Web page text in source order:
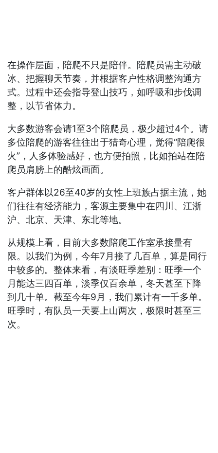
在操作层面，陪爬不只是陪伴。陪爬员需主动破
冰、把握聊天节奏，并根据客户性格调整沟通方
式。过程中还会指导登山技巧，如呼吸和步伐调
整，以节省体力。
大多数游客会请1至3个陪爬员，极少超过4个。请
多位陪爬的游客往往出于猎奇心理，觉得“陪爬很
火”，人多体验感好，也方便拍照，比如拍站在陪
爬员肩膀上的酷炫画面。
客户群体以26至40岁的女性上班族占据主流，她
们往往有经济能力，客源主要集中在四川、江浙
沪、北京、天津、东北等地。
从规模上看，目前大多数陪爬工作室承接量有
限。以我们为例，今年7月接了几百单，算是同行
中较多的。整体来看，有淡旺季差别：旺季一个
月能达三四百单，淡季仅百余单，冬天甚至下降
到几十单。截至今年9月，我们累计有一千多单。
旺季时，有队员一天要上山两次，极限时甚至三
次。